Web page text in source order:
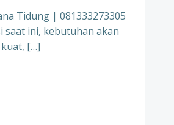
Tidung | 081333273305
saat ini, kebutuhan akan
[…]